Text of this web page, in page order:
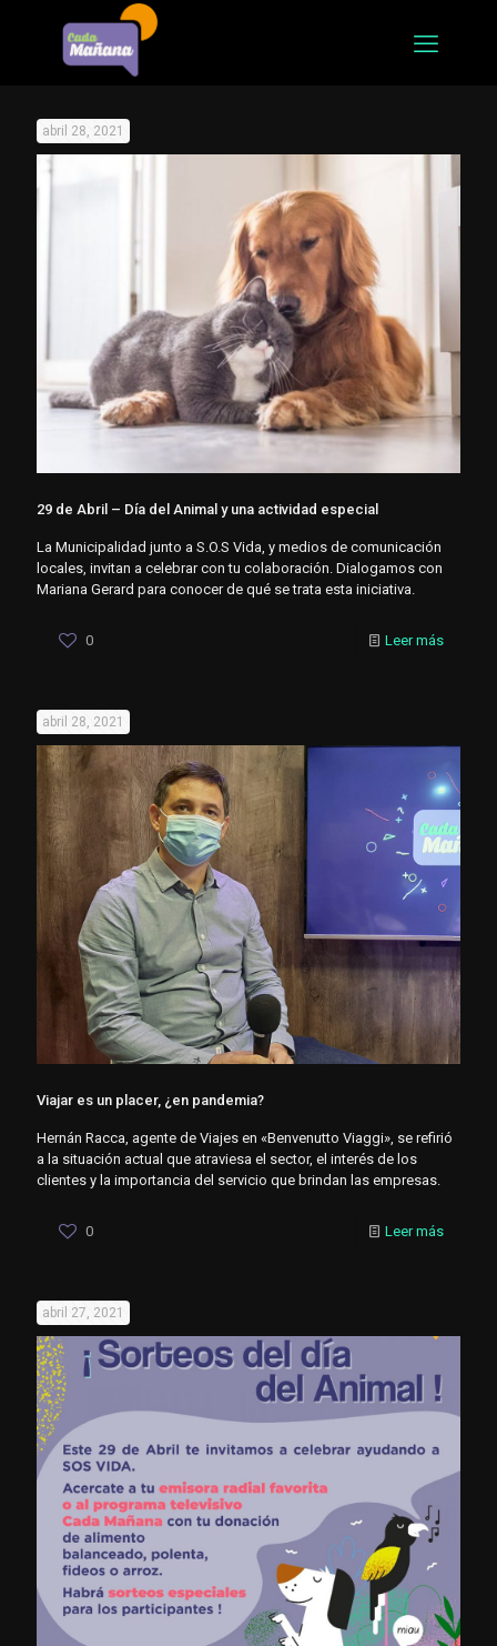
abril 28, 2021
29 de Abril – Día del Animal y una actividad especial
La Municipalidad junto a S.O.S Vida, y medios de comunicación
locales, invitan a celebrar con tu colaboración. Dialogamos con
Mariana Gerard para conocer de qué se trata esta iniciativa.
0 Leer más
abril 28, 2021
Viajar es un placer, ¿en pandemia?
Hernán Racca, agente de Viajes en «Benvenutto Viaggi», se refirió
a la situación actual que atraviesa el sector, el interés de los
clientes y la importancia del servicio que brindan las empresas.
0 Leer más
abril 27, 2021